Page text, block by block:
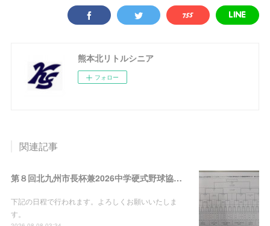
熊本北リトルシニア
フォロー
関連記事
第８回北九州市長杯兼2026中学硬式野球協会九州連盟夏季野球大会
下記の日程で行われます。よろしくお願いいたしま
す。